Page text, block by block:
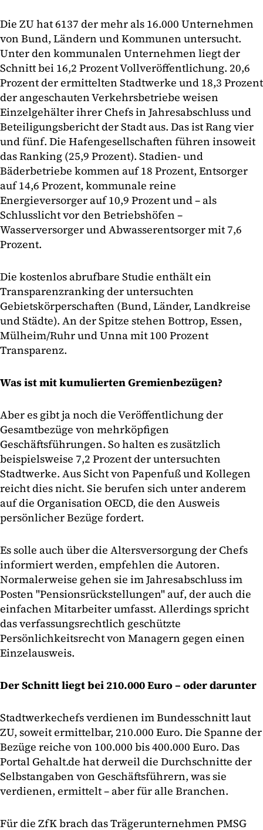
Die ZU hat 6137 der mehr als 16.000 Unternehmen
von Bund, Ländern und Kommunen untersucht.
Unter den kommunalen Unternehmen liegt der
Schnitt bei 16,2 Prozent Vollveröffentlichung. 20,6
Prozent der ermittelten Stadtwerke und 18,3 Prozent
der angeschauten Verkehrsbetriebe weisen
Einzelgehälter ihrer Chefs in Jahresabschluss und
Beteiligungsbericht der Stadt aus. Das ist Rang vier
und fünf. Die Hafengesellschaften führen insoweit
das Ranking (25,9 Prozent). Stadien- und
Bäderbetriebe kommen auf 18 Prozent, Entsorger
auf 14,6 Prozent, kommunale reine
Energieversorger auf 10,9 Prozent und – als
Schlusslicht vor den Betriebshöfen –
Wasserversorger und Abwasserentsorger mit 7,6
Prozent.
Die kostenlos abrufbare Studie enthält ein
Transparenzranking der untersuchten
Gebietskörperschaften (Bund, Länder, Landkreise
und Städte). An der Spitze stehen Bottrop, Essen,
Mülheim/Ruhr und Unna mit 100 Prozent
Transparenz.
Was ist mit kumulierten Gremienbezügen?
Aber es gibt ja noch die Veröffentlichung der
Gesamtbezüge von mehrköpfigen
Geschäftsführungen. So halten es zusätzlich
beispielsweise 7,2 Prozent der untersuchten
Stadtwerke. Aus Sicht von Papenfuß und Kollegen
reicht dies nicht. Sie berufen sich unter anderem
auf die Organisation OECD, die den Ausweis
persönlicher Bezüge fordert.
Es solle auch über die Altersversorgung der Chefs
informiert werden, empfehlen die Autoren.
Normalerweise gehen sie im Jahresabschluss im
Posten "Pensionsrückstellungen" auf, der auch die
einfachen Mitarbeiter umfasst. Allerdings spricht
das verfassungsrechtlich geschützte
Persönlichkeitsrecht von Managern gegen einen
Einzelausweis.
Der Schnitt liegt bei 210.000 Euro – oder darunter
Stadtwerkechefs verdienen im Bundesschnitt laut
ZU, soweit ermittelbar, 210.000 Euro. Die Spanne der
Bezüge reiche von 100.000 bis 400.000 Euro. Das
Portal Gehalt.de hat derweil die Durchschnitte der
Selbstangaben von Geschäftsführern, was sie
verdienen, ermittelt – aber für alle Branchen.
Für die ZfK brach das Trägerunternehmen PMSG